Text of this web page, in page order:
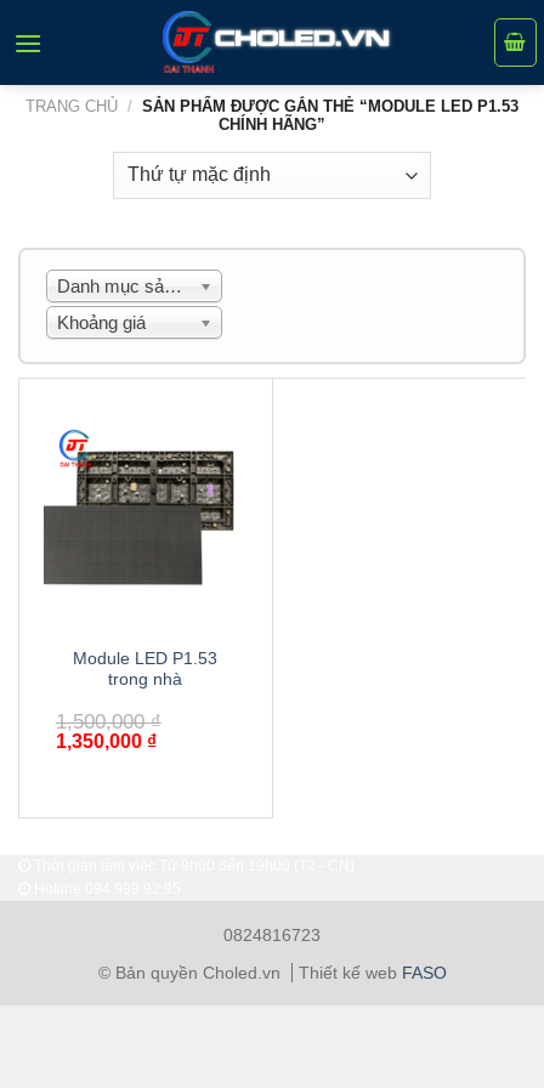
TRANG CHỦ / SẢN PHẨM ĐƯỢC GẮN THẺ “MODULE LED P1.53
CHÍNH HÃNG”
Danh mục sản phẩm
Khoảng giá
Module LED P1.53
trong nhà
1,500,000₫
1,350,000 ₫
0824816723
© Bản quyền Choled.vn
Thiết kế web FASO